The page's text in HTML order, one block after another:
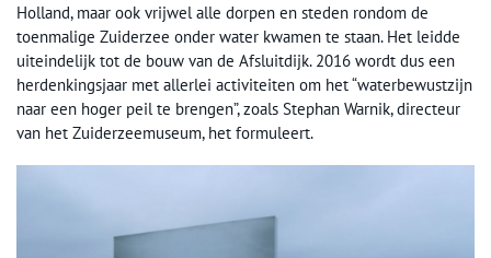
Holland, maar ook vrijwel alle dorpen en steden rondom de
toenmalige Zuiderzee onder water kwamen te staan. Het leidde
uiteindelijk tot de bouw van de Afsluitdijk. 2016 wordt dus een
herdenkingsjaar met allerlei activiteiten om het “waterbewustzijn
naar een hoger peil te brengen”, zoals Stephan Warnik, directeur
van het Zuiderzeemuseum, het formuleert.